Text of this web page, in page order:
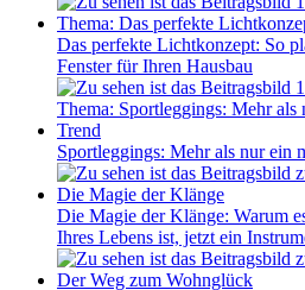
Das perfekte Lichtkonzept: So
Fenster für Ihren Hausbau
Sportleggings: Mehr als nur ein
Die Magie der Klänge: Warum
Ihres Lebens ist, jetzt ein